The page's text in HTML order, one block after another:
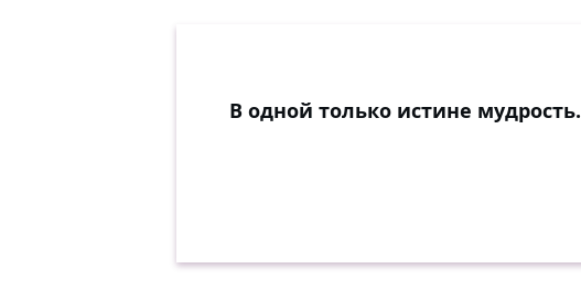
В одной только истине мудрость.